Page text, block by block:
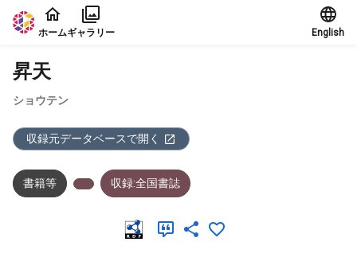
本文に飛ぶ
ホームギャラリー English
昇天
ショウテン
収録元データベースで開く
書籍等 収録:全国書誌